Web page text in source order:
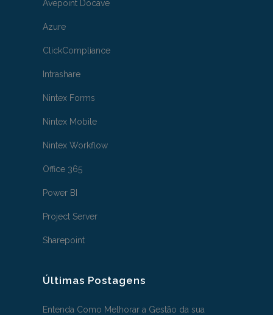
Avepoint Docave
Azure
ClickCompliance
Intrashare
Nintex Forms
Nintex Mobile
Nintex Workflow
Office 365
Power BI
Project Server
Sharepoint
Últimas Postagens
Entenda Como Melhorar a Gestão da sua